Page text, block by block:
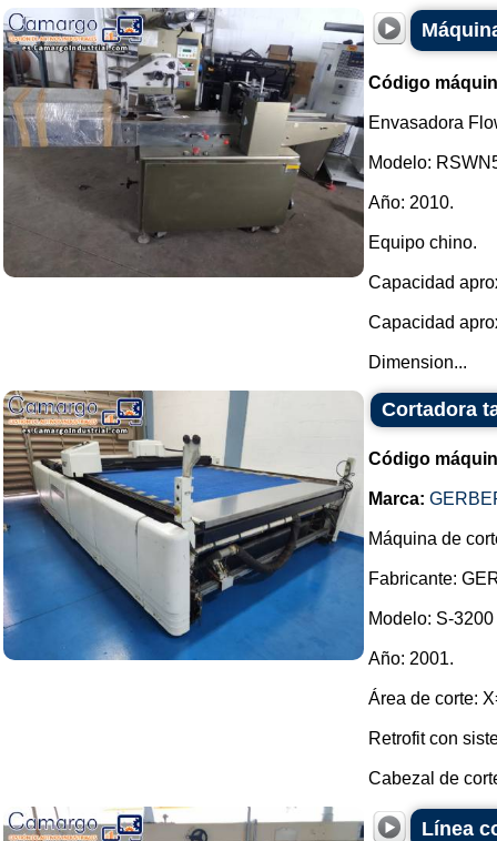
Código
Envasadora
Modelo:
Año: 2010.
Equipo chino.
Capacidad
Capacidad
Dimension...
Cortadora
Código
Marca:
Máquina de
Fabricante:
Modelo: S-
Año: 2001.
Área de corte:
Retrofit con
Cabezal de
Línea